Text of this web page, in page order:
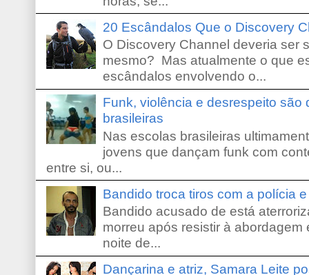
20 Escândalos Que o Discovery
O Discovery Channel deveria ser
mesmo? Mas atualmente o que
escândalos envolvendo o...
Funk, violência e desrespeito são
brasileiras
Nas escolas brasileiras
jovens que dançam funk com
entre si, ou...
Bandido troca tiros com a polícia
Bandido acusado de está
morreu após resistir à
noite de...
Dançarina e atriz, Samara Leite